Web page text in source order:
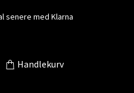
senere med Klarna
Handlekurv